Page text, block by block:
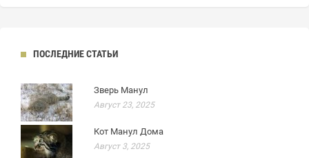
ПОСЛЕДНИЕ СТАТЬИ
Зверь Манул
Август 23, 2025
Кот Манул Дома
Август 3, 2025